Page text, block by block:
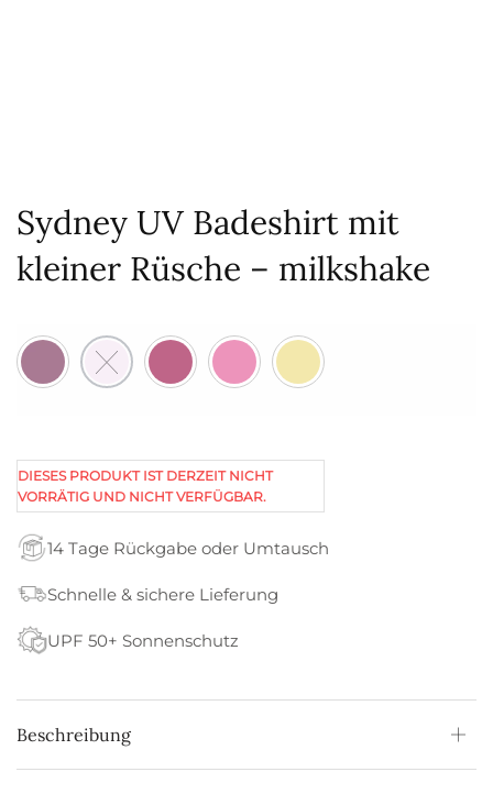
Sydney UV Badeshirt mit
kleiner Rüsche – milkshake
DIESES PRODUKT IST DERZEIT NICHT
VORRÄTIG UND NICHT VERFÜGBAR.
14 Tage Rückgabe oder Umtausch
Schnelle & sichere Lieferung
UPF 50+ Sonnenschutz
Beschreibung